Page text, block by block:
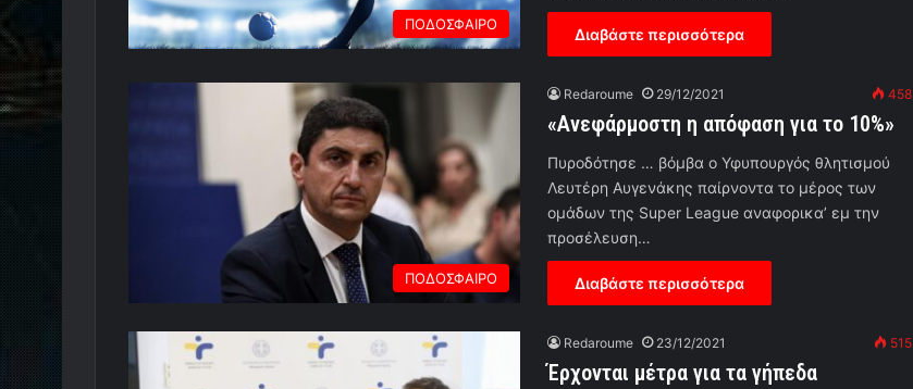
ΠΟΔΟΣΦΑΙΡΟ
Διαβάστε περισσότερα
ΠΟΔΟΣΦΑΙΡΟ
Redaroume 29/12/2021 458
«Ανεφάρμοστη η απόφαση για το 10%»
Πυροδότησε … βόμβα ο Υφυπουργός θλητισμού
Λευτέρη Αυγενάκης παίρνοντα το μέρος των
ομάδων της Super League αναφορικα’ εμ την
προσέλευση…
Διαβάστε περισσότερα
Redaroume 23/12/2021 515
Έρχονται μέτρα για τα γήπεδα